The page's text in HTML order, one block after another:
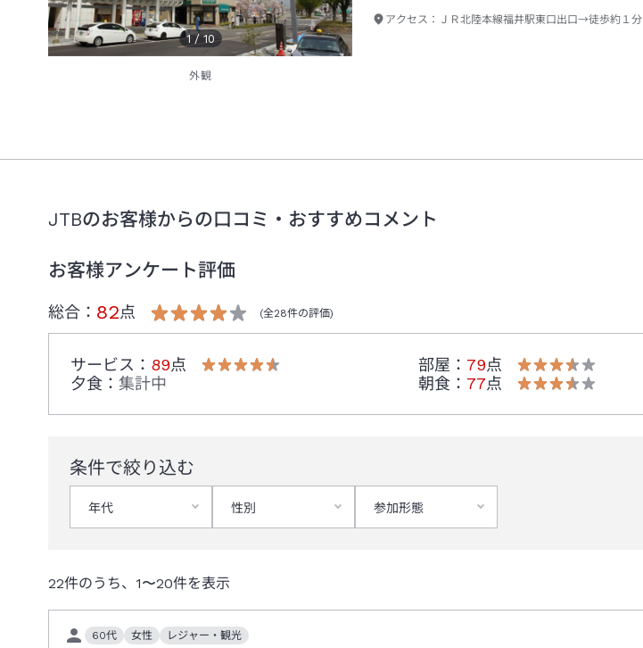
1 / 10
外観
アクセス： ＪＲ北陸本線福井駅東口出口→徒歩約１分
JTBのお客様からの口コミ・おすすめコメント
お客様アンケート評価
総合： 82点 (全28件の評価)
サービス ： 89点 部屋 ： 79点
夕食 ： 集計中 朝食 ： 77点
条件で絞り込む
年代 性別 参加形態
22件のうち、 1〜20件を表示
60代 女性
レジャー・観光